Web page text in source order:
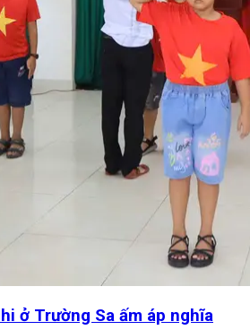
ở Trường Sa ấm áp nghĩa